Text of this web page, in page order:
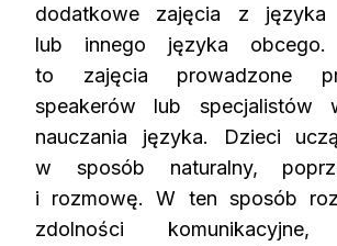
dodatkowe zajęcia z języka
lub innego języka
to zajęcia prowadzone
speakerów lub specjalistów
nauczania języka. Dzieci
w sposób naturalny,
i rozmowę. W ten sposób
zdolności komunikacyjne,